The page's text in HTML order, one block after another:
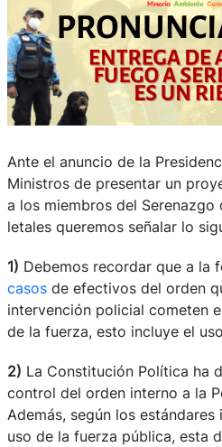
Ante el anuncio de la
Ministros de presentar un
a los miembros del
letales queremos señalar lo
1) Debemos recordar que a la
casos de efectivos del orden
intervención policial cometen
de la fuerza, esto incluye el
2) La Constitución Política ha
control del orden interno a la
Además, según los
uso de la fuerza pública, esta